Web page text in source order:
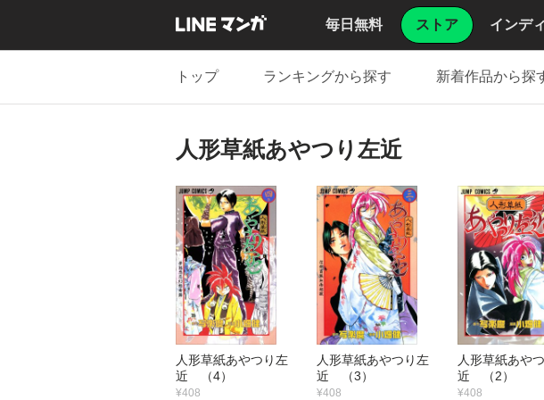
毎日無料 ストア インデ
トップ ランキングから探す 新着作品から探
人形草紙あやつり左近
人形草紙あやつり左
近 （4）
¥408
人形草紙あやつり左
近 （3）
¥408
人形草紙あや
近 （2）
¥408